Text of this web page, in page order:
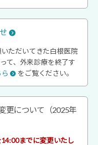
ただいてきた白根医院
て、外来診療を終了す
をご覧ください。
更について（2025年
14:00までに変更いたし